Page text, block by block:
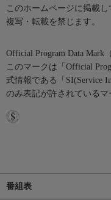
このホームページに掲載
複写・転載を禁じます。
Official Program Data Mark
このマークは「Official
式情報である「SI(Service
のみ表記が許されているマ
番組表